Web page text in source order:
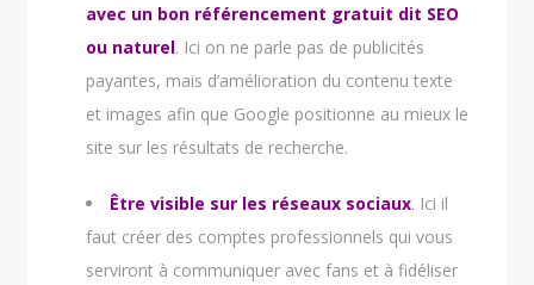
avec un bon référencement gratuit dit SEO
ou naturel. Ici on ne parle pas de publicités
payantes, mais d’amélioration du contenu texte
et images afin que Google positionne au mieux le
site sur les résultats de recherche.
Être visible sur les réseaux sociaux. Ici il
faut créer des comptes professionnels qui vous
serviront à communiquer avec fans et à fidéliser